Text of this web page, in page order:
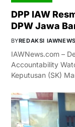
DPP IAW
DPW Jawa
BYREDAKSI IAWNEWS
IAWNews.com –
Accountability
Keputusan (SK)